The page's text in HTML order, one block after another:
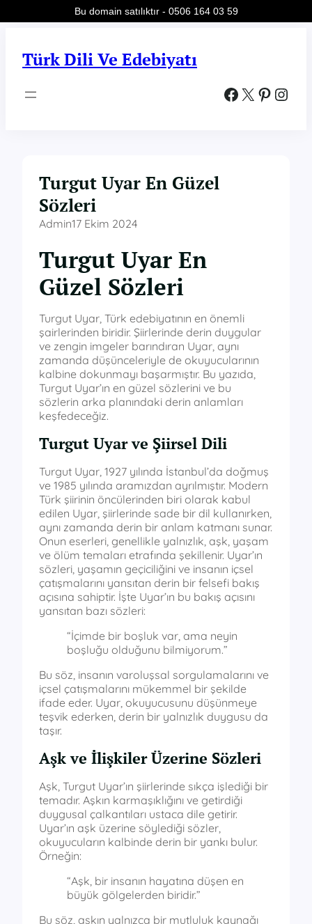
Türk Dili Ve Edebiyatı
Facebook X Pinterest Instagram
Turgut Uyar En Güzel
Sözleri
Admin17 Ekim 2024
Turgut Uyar En
Güzel Sözleri
Turgut Uyar, Türk edebiyatının en önemli
şairlerinden biridir. Şiirlerinde derin duygular
ve zengin imgeler barındıran Uyar, aynı
zamanda düşünceleriyle de okuyucularının
kalbine dokunmayı başarmıştır. Bu yazıda,
Turgut Uyar’ın en güzel sözlerini ve bu
sözlerin arka planındaki derin anlamları
keşfedeceğiz.
Turgut Uyar ve Şiirsel Dili
Turgut Uyar, 1927 yılında İstanbul’da doğmuş
ve 1985 yılında aramızdan ayrılmıştır. Modern
Türk şiirinin öncülerinden biri olarak kabul
edilen Uyar, şiirlerinde sade bir dil kullanırken,
aynı zamanda derin bir anlam katmanı sunar.
Onun eserleri, genellikle yalnızlık, aşk, yaşam
ve ölüm temaları etrafında şekillenir. Uyar’ın
sözleri, yaşamın geçiciliğini ve insanın içsel
çatışmalarını yansıtan derin bir felsefi bakış
açısına sahiptir. İşte Uyar’ın bu bakış açısını
yansıtan bazı sözleri:
“İçimde bir boşluk var, ama neyin
boşluğu olduğunu bilmiyorum.”
Bu söz, insanın varoluşsal sorgulamalarını ve
içsel çatışmalarını mükemmel bir şekilde
ifade eder. Uyar, okuyucusunu düşünmeye
teşvik ederken, derin bir yalnızlık duygusu da
taşır.
Aşk ve İlişkiler Üzerine Sözleri
Aşk, Turgut Uyar’ın şiirlerinde sıkça işlediği bir
temadır. Aşkın karmaşıklığını ve getirdiği
duygusal çalkantıları ustaca dile getirir.
Uyar’ın aşk üzerine söylediği sözler,
okuyucuların kalbinde derin bir yankı bulur.
Örneğin:
“Aşk, bir insanın hayatına düşen en
büyük gölgelerden biridir.”
Bu söz, aşkın yalnızca bir mutluluk kaynağı
Bu domain satılıktır - 0506 164 03 59